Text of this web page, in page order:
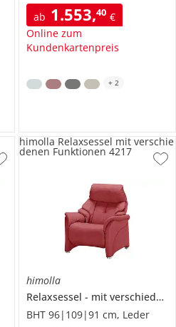
ab 1.553,40 €
Online zum
Kundenkartenpreis
+ 2
himolla
Relaxsessel
mit verschiedenen Funktionen
BHT 96|109|91 cm, Leder
himolla Relaxsessel mit verschie
denen Funktionen 4217